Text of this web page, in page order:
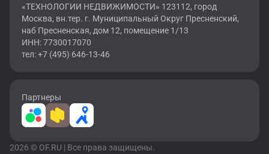
«ТЕХНОЛОГИИ НЕДВИЖИМОСТИ» 123112, город
Москва, вн.тер. г. Муниципальный Округ Пресненский,
наб Пресненская, дом 12, помещение 1/13
ИНН: 7730017070
тел: +7 (495) 646-13-46
Партнеры
2026 © OF.RU | Все права защищены.